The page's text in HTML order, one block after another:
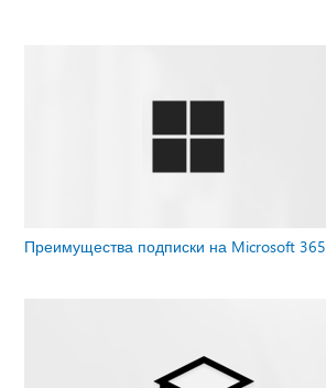
Преимущества подписки на Microsoft 365